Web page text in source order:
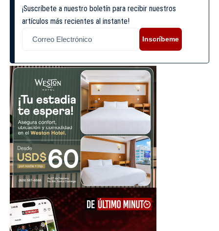
¡Suscríbete a nuestro boletín para recibir nuestros
artículos más recientes al instante!
Inscríbeme